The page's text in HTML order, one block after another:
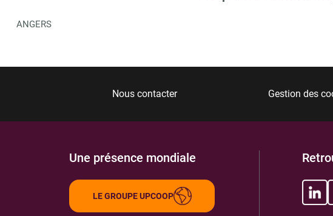
ANGERS
Nous contacter Gestion des
Une présence mondiale
LE GROUPE UPCOOP